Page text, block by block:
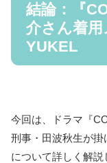
結論：『
介さん着用
YUKEL
今回は、ドラマ『
刑事・田波秋生が
について詳しく解説